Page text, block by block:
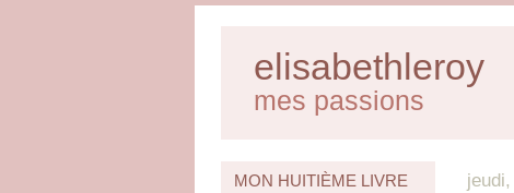
elisabethleroy
mes passions
MON HUITIÈME LIVRE